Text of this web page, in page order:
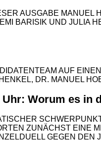
AUSGABE MANUEL
BARISIK UND JULIA
AUF
DR. MANUEL
Worum es in
ZUNÄCHST EINE
GEGEN DEN